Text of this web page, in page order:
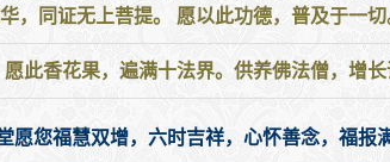
，同证无上菩提。 愿以此功德，普及于一
愿此香花果，遍满十法界。供养佛法僧，增
愿您福慧双增，六时吉祥，心怀善念，福